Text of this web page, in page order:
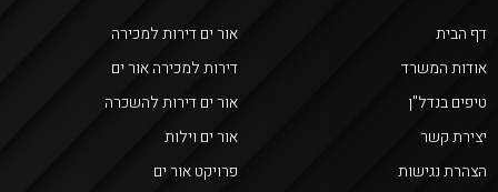
דף הבית
אודות המשרד
טיפים בנדל"ן
יצירת קשר
הצהרת נגישות
אור ים דירות למכירה
דירות למכירה אור ים
אור ים דירות להשכרה
אור ים וילות
פרויקט אור ים